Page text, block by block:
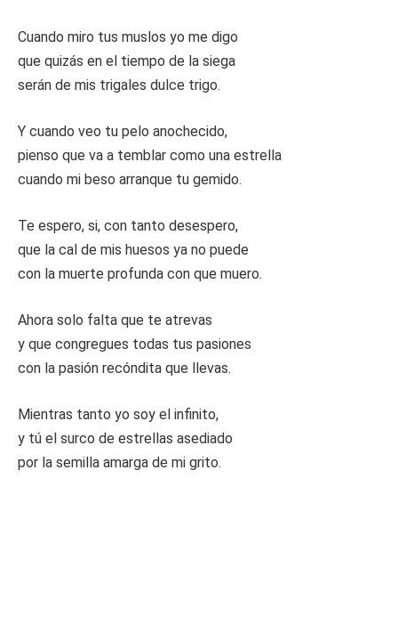
Cuando miro tus muslos yo me digo
que quizás en el tiempo de la siega
serán de mis trigales dulce trigo.
Y cuando veo tu pelo anochecido,
pienso que va a temblar como una estrella
cuando mi beso arranque tu gemido.
Te espero, si, con tanto desespero,
que la cal de mis huesos ya no puede
con la muerte profunda con que muero.
Ahora solo falta que te atrevas
y que congregues todas tus pasiones
con la pasión recóndita que llevas.
Mientras tanto yo soy el infinito,
y tú el surco de estrellas asediado
por la semilla amarga de mi grito.